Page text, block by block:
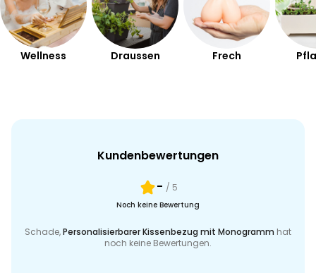
Wellness Draussen Frech
Kundenbewertungen
- / 5
Noch keine Bewertung
Schade,Personalisierbarer Kissenbezug mit Monogramm hat
noch keine Bewertungen.